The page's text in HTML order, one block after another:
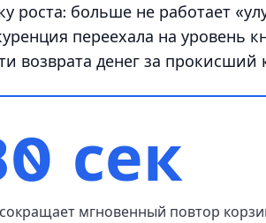
роста: больше не работает
переехала на уровень
возврата денег за прокисший
сек
мгновенный повтор